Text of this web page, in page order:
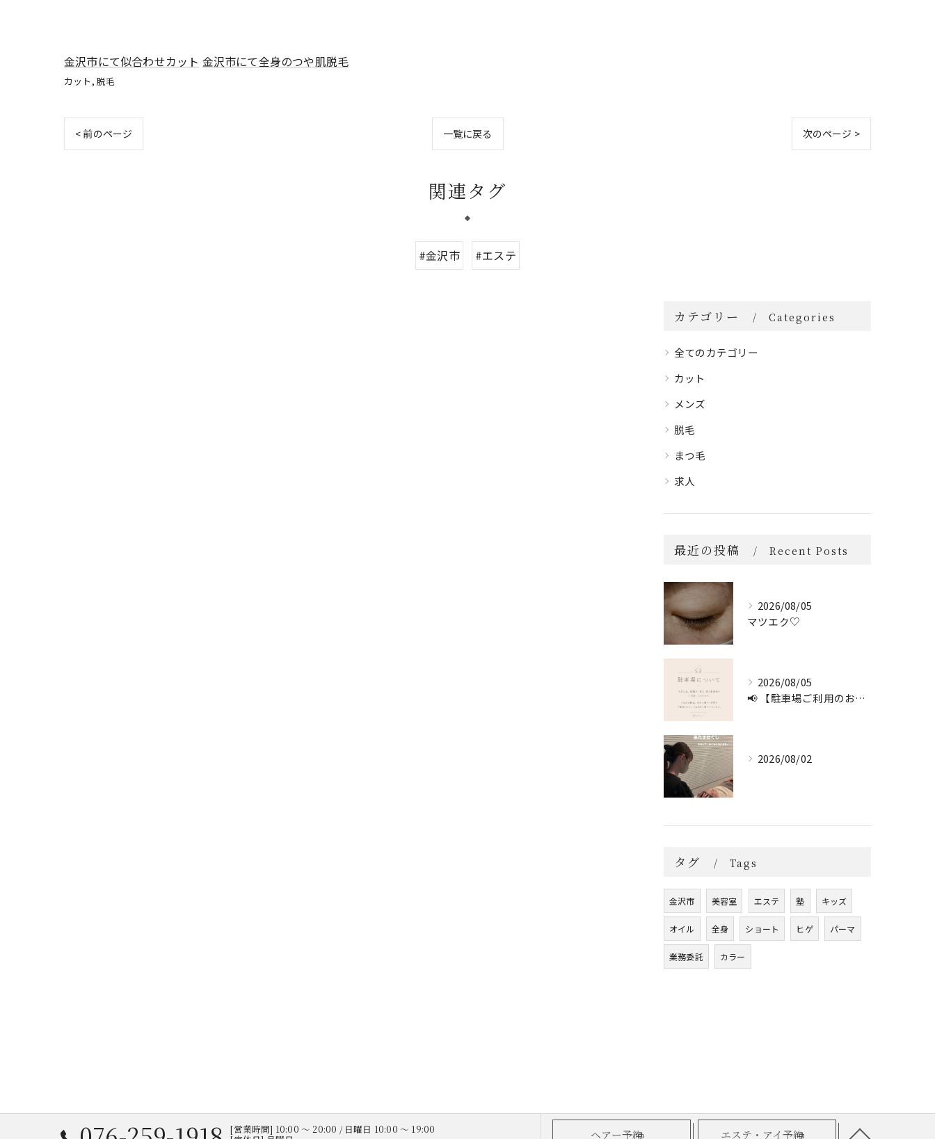
金沢市にて似合わせカット 金沢市にて全身のつや肌脱毛
カット 脱毛
< 前のページ 一覧に戻る 次のページ >
関連タグ
#金沢市 #エステ
カテゴリー Categories
全てのカテゴリー
カット
メンズ
脱毛
まつ毛
求人
最近の投稿 Recent Posts
2026/08/05
マツエク♡
2026/08/05
📢 【駐車場ご利用のお願い】 🚗
2026/08/02
タグ Tags
金沢市 美容室 エステ 塾 キッズ
オイル 全身 ショート ヒゲ パーマ
業務委託 カラー
[営業時間] 10:00 〜 20:00 / 日曜日 10:00 ～ 19:00
ヘアー予約 エステ・アイ予約